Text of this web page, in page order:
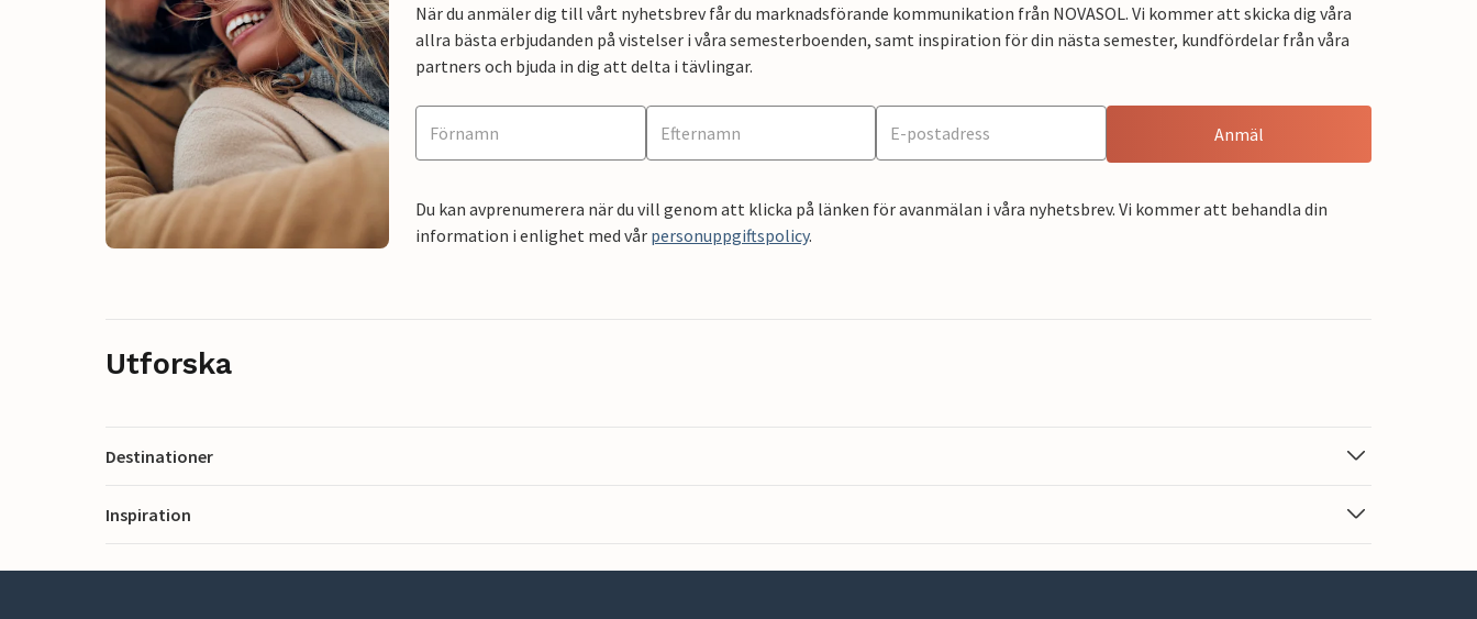
När du anmäler dig till vårt nyhetsbrev får du marknadsförande kommunikation från NOVASOL. Vi kommer att skicka dig våra
allra bästa erbjudanden på vistelser i våra semesterboenden, samt inspiration för din nästa semester, kundfördelar från våra
partners och bjuda in dig att delta i tävlingar.
Anmäl
Du kan avprenumerera när du vill genom att klicka på länken för avanmälan i våra nyhetsbrev. Vi kommer att behandla din
information i enlighet med vår personuppgiftspolicy.
Utforska
Destinationer
Inspiration